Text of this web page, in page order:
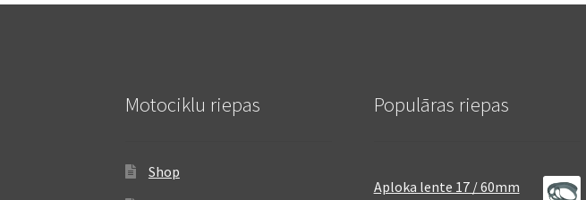
Motociklu riepas
Shop
Populāras riepas
Aploka lente 17 / 60mm